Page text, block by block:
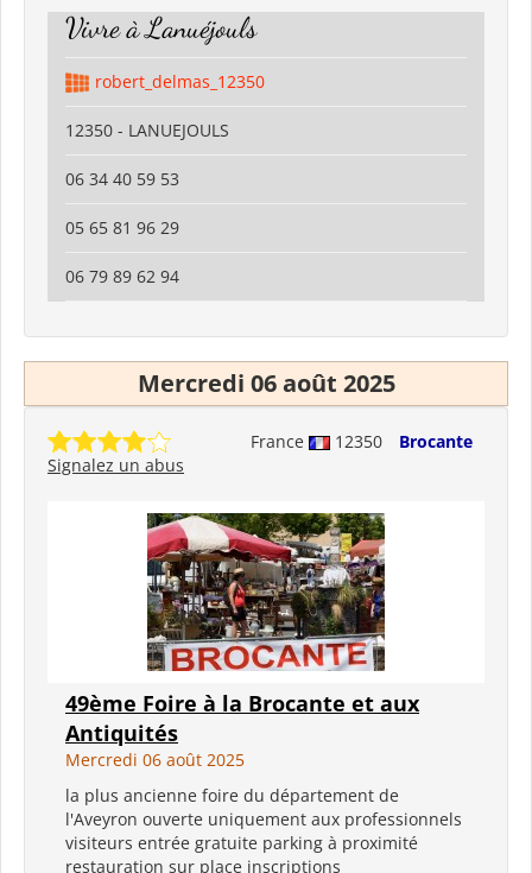
Vivre à Lanuéjouls
robert_delmas_12350
12350 - LANUEJOULS
06 34 40 59 53
05 65 81 96 29
06 79 89 62 94
Mercredi 06 août 2025
France 12350
Brocante
Signalez un abus
49ème Foire à la Brocante et aux
Antiquités
Mercredi 06 août 2025
la plus ancienne foire du département de
l'Aveyron ouverte uniquement aux professionnels
visiteurs entrée gratuite parking à proximité
restauration sur place inscriptions